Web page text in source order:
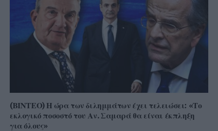
(ΒΙΝΤΕΟ) Η ώρα των διλημμάτων έχει τελειώσει: «Το
εκλογικό ποσοστό του Αν. Σαμαρά θα είναι έκπληξη
για όλους»